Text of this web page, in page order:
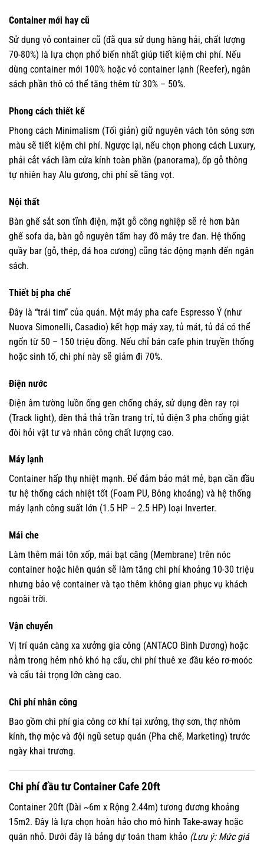
Container mới hay cũ
Sử dụng vỏ container cũ (đã qua sử dụng hàng hải, chất lượng
70-80%) là lựa chọn phổ biến nhất giúp tiết kiệm chi phí. Nếu
dùng container mới 100% hoặc vỏ container lạnh (Reefer), ngân
sách phần thô có thể tăng thêm từ 30% – 50%.
Phong cách thiết kế
Phong cách Minimalism (Tối giản) giữ nguyên vách tôn sóng sơn
màu sẽ tiết kiệm chi phí. Ngược lại, nếu chọn phong cách Luxury,
phải cắt vách làm cửa kính toàn phần (panorama), ốp gỗ thông
tự nhiên hay Alu gương, chi phí sẽ tăng vọt.
Nội thất
Bàn ghế sắt sơn tĩnh điện, mặt gỗ công nghiệp sẽ rẻ hơn bàn
ghế sofa da, bàn gỗ nguyên tấm hay đồ mây tre đan. Hệ thống
quầy bar (gỗ, thép, đá hoa cương) cũng tác động mạnh đến ngân
sách.
Thiết bị pha chế
Đây là “trái tim” của quán. Một máy pha cafe Espresso Ý (như
Nuova Simonelli, Casadio) kết hợp máy xay, tủ mát, tủ đá có thể
ngốn từ 50 – 150 triệu đồng. Nếu chỉ bán cafe phin truyền thống
hoặc sinh tố, chi phí này sẽ giảm đi 70%.
Điện nước
Điện âm tường luồn ống gen chống cháy, sử dụng đèn ray rọi
(Track light), đèn thả thả trần trang trí, tủ điện 3 pha chống giật
đòi hỏi vật tư và nhân công chất lượng cao.
Máy lạnh
Container hấp thụ nhiệt mạnh. Để đảm bảo mát mẻ, bạn cần đầu
tư hệ thống cách nhiệt tốt (Foam PU, Bông khoáng) và hệ thống
máy lạnh công suất lớn (1.5 HP – 2.5 HP) loại Inverter.
Mái che
Làm thêm mái tôn xốp, mái bạt căng (Membrane) trên nóc
container hoặc hiên quán sẽ làm tăng chi phí khoảng 10-30 triệu
nhưng bảo vệ container và tạo thêm không gian phục vụ khách
ngoài trời.
Vận chuyển
Vị trí quán càng xa xưởng gia công (ANTACO Bình Dương) hoặc
nằm trong hẻm nhỏ khó hạ cẩu, chi phí thuê xe đầu kéo rơ-moóc
và cẩu tải trọng lớn càng cao.
Chi phí nhân công
Bao gồm chi phí gia công cơ khí tại xưởng, thợ sơn, thợ nhôm
kính, thợ mộc và đội ngũ setup quán (Pha chế, Marketing) trước
ngày khai trương.
Chi phí đầu tư Container Cafe 20ft
Container 20ft (Dài ~6m x Rộng 2.44m) tương đương khoảng
15m2. Đây là lựa chọn hoàn hảo cho mô hình Take-away hoặc
quán nhỏ. Dưới đây là bảng dự toán tham khảo (Lưu ý: Mức giá